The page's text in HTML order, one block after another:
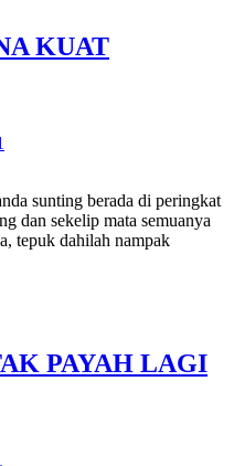
KUAT
sunting berada di peringkat
dan sekelip mata semuanya
tepuk dahilah nampak
PAYAH LAGI